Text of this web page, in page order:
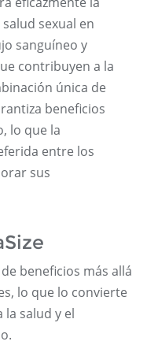
sexual en
sanguíneo y
contribuyen a la
única de
beneficios
lo que la
entre los
sus
beneficios más allá
lo que lo convierte
salud y el